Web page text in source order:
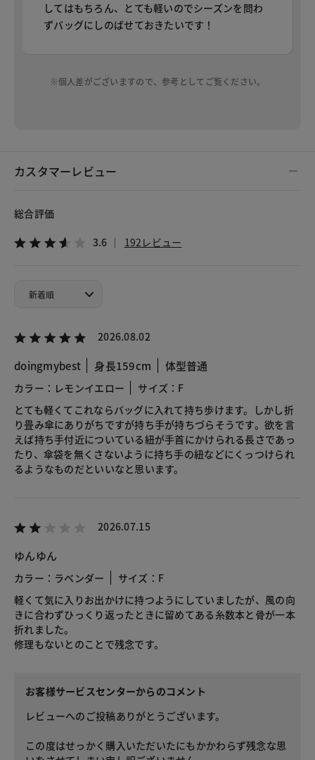
してはもちろん、とても軽いのでシーズンを問わ
ずバッグにしのばせておきたいです！
※個人差がございますので、参考としてご覧ください。
カスタマーレビュー
総合評価
3.6 192レビュー
2026.08.02
doingmybest 身長159cm 体型普通
カラー：レモンイエロー
サイズ：F
とても軽くてこれならバッグに入れて持ち歩けます。しかし折
り畳み傘にありがちですが持ち手が持ちづらそうです。欲を言
えば持ち手付近についている紐が手首にかけられる長さであっ
たり、傘袋を無くさないように持ち手の紐などにくっつけられ
るようなものだといいなと思います。
2026.07.15
ゆんゆん
カラー：ラベンダー
サイズ：F
軽くて気に入りお出かけに持つようにしていましたが、風の向
きに合わずひっくり返ったときに留めてある糸数本と骨が一本
折れました。
修理もないとのことで残念です。
お客様サービスセンターからのコメント
レビューへのご投稿ありがとうございます。
この度はせっかく購入いただいたにもかかわらず残念な思